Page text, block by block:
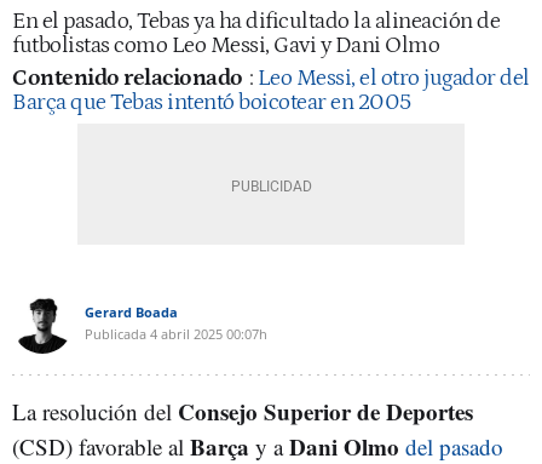
En el pasado, Tebas ya ha dificultado la alineación de
futbolistas como Leo Messi, Gavi y Dani Olmo
Contenido relacionado : Leo Messi, el otro jugador del
Barça que Tebas intentó boicotear en 2005
Gerard Boada
Publicada 4 abril 2025 00:07h
La resolución del Consejo Superior de Deportes
(CSD) favorable al Barça y aDani Olmo del pasado